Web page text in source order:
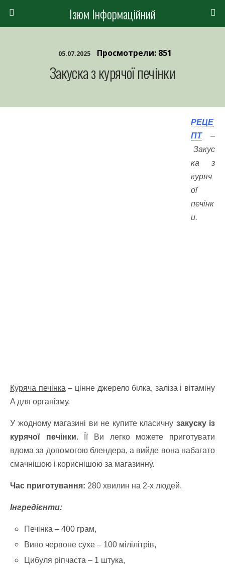
Ізюм Інформаційний
05.07.2025 Просмотрели: 851
Закуска з курячої печінки
РЕЦЕ
ПТ–
Закус
ка з
куряч
ої
печінк
и.
Куряча печінка – цінне джерело білка, заліза і вітаміну
A для організму.
У жодному магазині ви не купите класичну закуску із
курячої печінки. Її Ви легко можете приготувати
вдома за допомогою блендера, а вийде вона набагато
смачнішою і кориснішою за магазинну.
Час приготування: 280 хвилин на 2-х людей.
Інгредієнти:
Печінка – 400 грам,
Вино червоне сухе – 100 мілілітрів,
Цибуля ріпчаста – 1 штука,